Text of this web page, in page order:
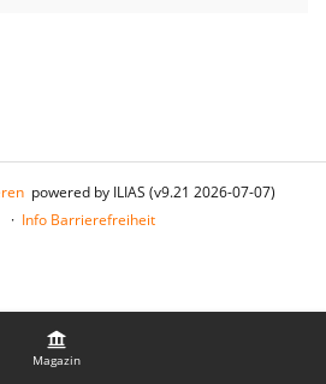
Magazin
powered by ILIAS (v9.21 2026-07-07)
Info Barrierefreiheit